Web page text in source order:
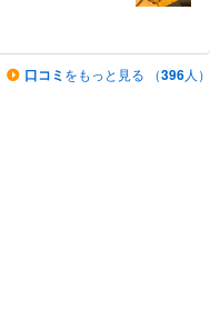
口コミ をもっと見る （396人）